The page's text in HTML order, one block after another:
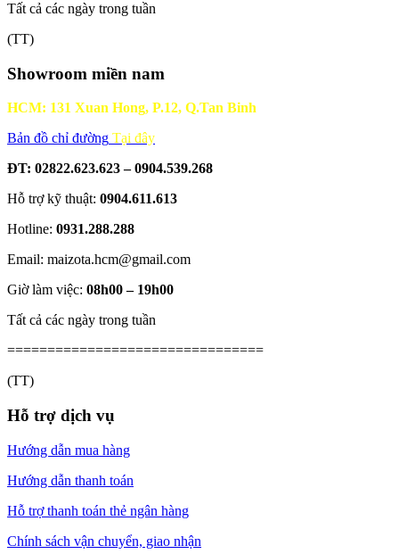
Tất cả các ngày trong tuần
(TT)
Showroom miền nam
HCM: 131 Xuan Hong, P.12, Q.Tan Binh
Bản đồ chỉ đường Tại đây
ĐT: 02822.623.623 – 0904.539.268
Hỗ trợ kỹ thuật: 0904.611.613
Hotline: 0931.288.288
Email: maizota.hcm@gmail.com
Giờ làm việc: 08h00 – 19h00
Tất cả các ngày trong tuần
================================
(TT)
Hỗ trợ dịch vụ
Hướng dẫn mua hàng
Hướng dẫn thanh toán
Hỗ trợ thanh toán thẻ ngân hàng
Chính sách vận chuyển, giao nhận